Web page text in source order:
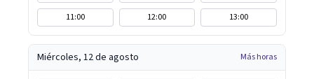
11:00
12:00 13:00
Miércoles, 12 de agosto Más horas